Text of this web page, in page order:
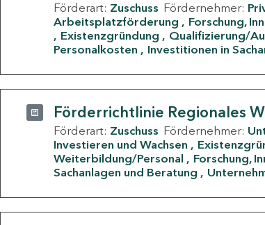
Förderart: Zuschuss Fördernehmer:
Arbeitsplatzförderung
Forschung,
Existenzgründung
Qualifizierung/
Personalkosten
Investitionen in
Förderrichtlinie Regionales
Förderart: Zuschuss Fördernehmer:
Investieren und Wachsen
Weiterbildung/Personal
Forschung,
Sachanlagen und Beratung